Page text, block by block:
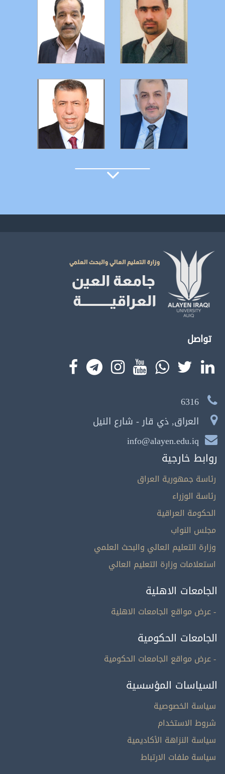
التفاصيل التفاصيل
التفاصيل التفاصيل
تواصل
6316
العراق, ذي قار - شارع النيل
info@alayen.edu.iq
روابط خارجية
رئاسة جمهورية العراق
رئاسة الوزراء
الحكومة العراقية
مجلس النواب
وزارة التعليم العالي والبحث العلمي
استعلامات وزارة التعليم العالي
الجامعات الاهلية
- عرض مواقع الجامعات الاهلية
الجامعات الحكومية
- عرض مواقع الجامعات الحكومية
السياسات المؤسسية
سياسة الخصوصية
شروط الاستخدام
سياسة النزاهة الأكاديمية
سياسة ملفات الارتباط